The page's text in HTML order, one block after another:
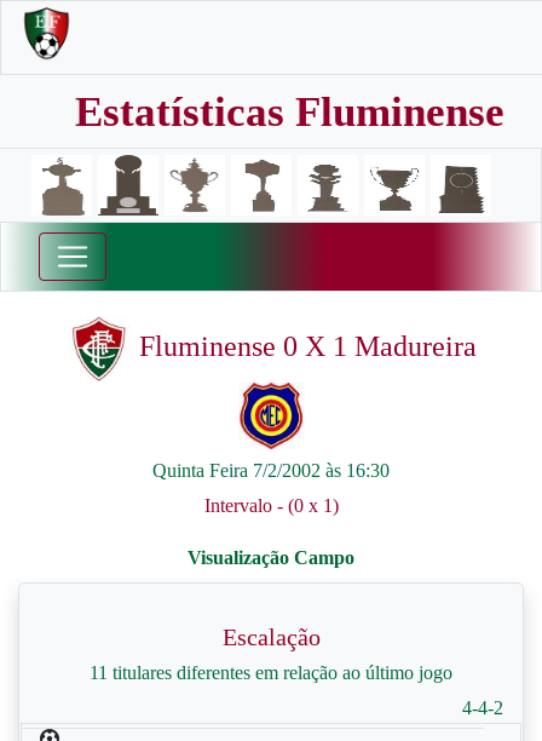
Estatísticas Fluminense
Fluminense 0 X 1 Madureira
Quinta Feira 7/2/2002 às 16:30
Intervalo - (0 x 1)
Escalação
11 titulares diferentes em relação ao último jogo
4-4-2